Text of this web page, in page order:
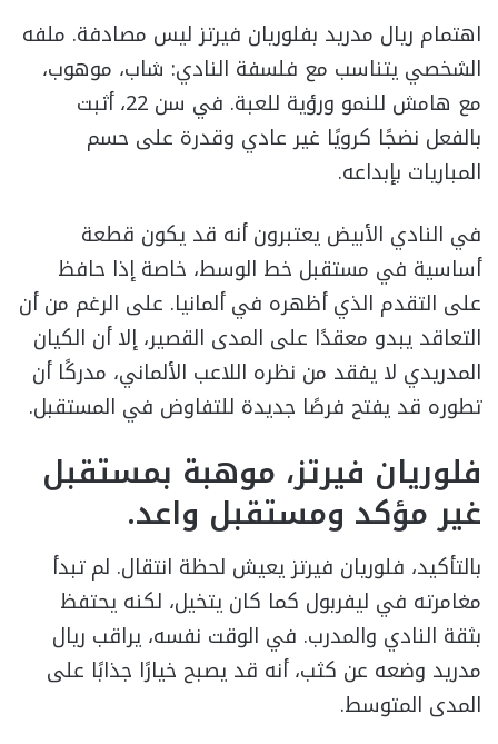
اهتمام ريال مدريد بفلوريان فيرتز ليس مصادفة. ملفه
الشخصي يتناسب مع فلسفة النادي: شاب، موهوب،
مع هامش للنمو ورؤية للعبة. في سن 22، أثبت
بالفعل نضجًا كرويًا غير عادي وقدرة على حسم
المباريات بإبداعه.
في النادي الأبيض يعتبرون أنه قد يكون قطعة
أساسية في مستقبل خط الوسط، خاصة إذا حافظ
على التقدم الذي أظهره في ألمانيا. على الرغم من أن
التعاقد يبدو معقدًا على المدى القصير، إلا أن الكيان
المدريدي لا يفقد من نظره اللاعب الألماني، مدركًا أن
تطوره قد يفتح فرصًا جديدة للتفاوض في المستقبل.
فلوريان فيرتز، موهبة بمستقبل
غير مؤكد ومستقبل واعد.
بالتأكيد، فلوريان فيرتز يعيش لحظة انتقال. لم تبدأ
مغامرته في ليفربول كما كان يتخيل، لكنه يحتفظ
بثقة النادي والمدرب. في الوقت نفسه، يراقب ريال
مدريد وضعه عن كثب، أنه قد يصبح خيارًا جذابًا على
المدى المتوسط.